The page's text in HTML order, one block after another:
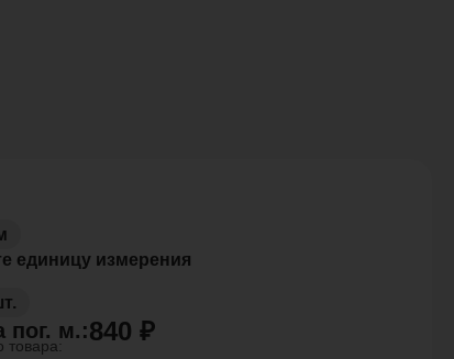
единицу измерения
пог. м.:840 ₽
товара: